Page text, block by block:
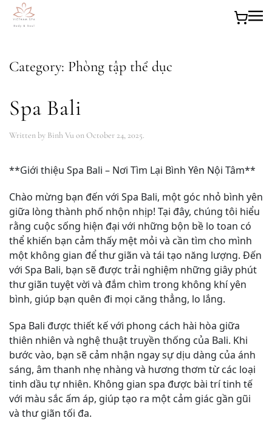
Category: Phòng tập thể dục
Spa Bali
Written by Binh Vu onOctober 24, 2025.
**Giới thiệu Spa Bali – Nơi Tìm Lại Bình Yên Nội Tâm**
Chào mừng bạn đến với Spa Bali, một góc nhỏ bình yên
giữa lòng thành phố nhộn nhịp! Tại đây, chúng tôi hiểu
rằng cuộc sống hiện đại với những bộn bề lo toan có
thể khiến bạn cảm thấy mệt mỏi và cần tìm cho mình
một không gian để thư giãn và tái tạo năng lượng. Đến
với Spa Bali, bạn sẽ được trải nghiệm những giây phút
thư giãn tuyệt vời và đắm chìm trong không khí yên
bình, giúp bạn quên đi mọi căng thẳng, lo lắng.
Spa Bali được thiết kế với phong cách hài hòa giữa
thiên nhiên và nghệ thuật truyền thống của Bali. Khi
bước vào, bạn sẽ cảm nhận ngay sự dịu dàng của ánh
sáng, âm thanh nhẹ nhàng và hương thơm từ các loại
tinh dầu tự nhiên. Không gian spa được bài trí tinh tế
với màu sắc ấm áp, giúp tạo ra một cảm giác gần gũi
và thư giãn tối đa.